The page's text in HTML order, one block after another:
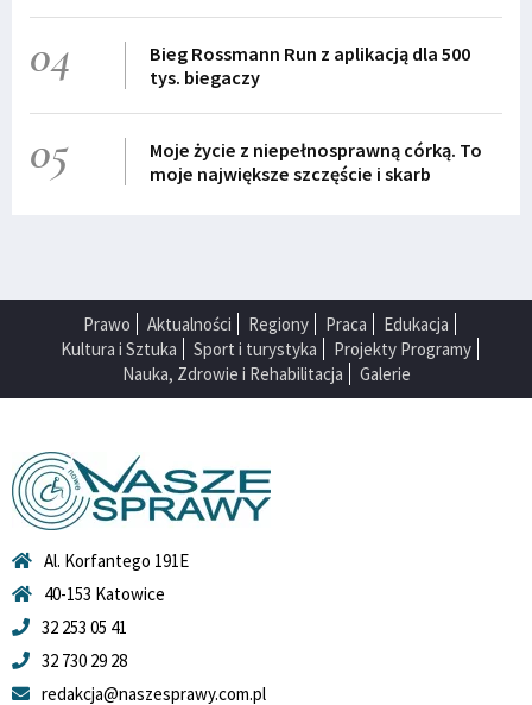
04
Bieg Rossmann Run z aplikacją dla 500
tys. biegaczy
05
Moje życie z niepełnosprawną córką. To
moje największe szczęście i skarb
Prawo Aktualności Regiony Praca
Edukacja
Kultura i Sztuka
Sport i turystyka
Projekty Programy
Nauka, Zdrowie i Rehabilitacja
Galerie
Al. Korfantego 191E
40-153 Katowice
32 253 05 41
32 730 29 28
redakcja@naszesprawy.com.pl